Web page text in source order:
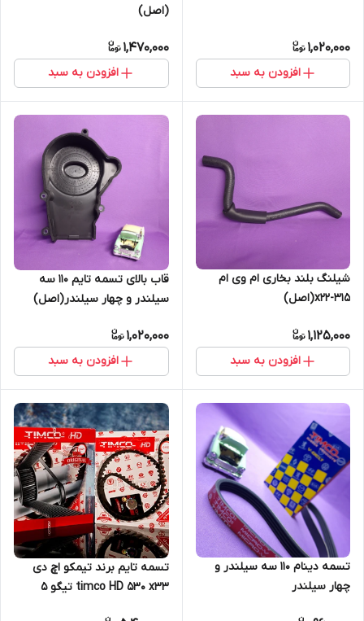
1,020,000
افزودن به سبد
(اصل)
1,470,000
افزودن به سبد
شیلنگ بلند بخاری ام وی ام
315-x22(اصل)
1,125,000
افزودن به سبد
قاب بالای تسمه تایم 110 سه
سیلندر و چهار سیلندر(اصل)
1,020,000
افزودن به سبد
تسمه دینام 110 سه سیلندر و
چهار سیلندر
تسمه تایم برند تیمکو اچ دی
timco HD 530 x33 تیگو 5